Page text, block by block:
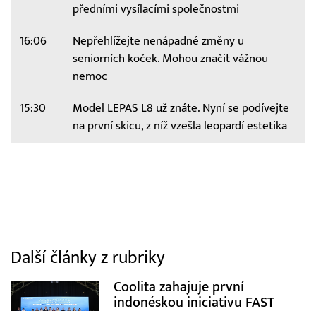
předními vysílacími společnostmi
16:06
Nepřehlížejte nenápadné změny u
seniorních koček. Mohou značit vážnou
nemoc
15:30
Model LEPAS L8 už znáte. Nyní se podívejte
na první skicu, z níž vzešla leopardí estetika
Další články z rubriky
Coolita zahajuje první
indonéskou iniciativu FAST